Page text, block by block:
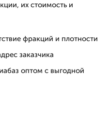
их стоимость и
фракций и плотности
заказчика
оптом с выгодной